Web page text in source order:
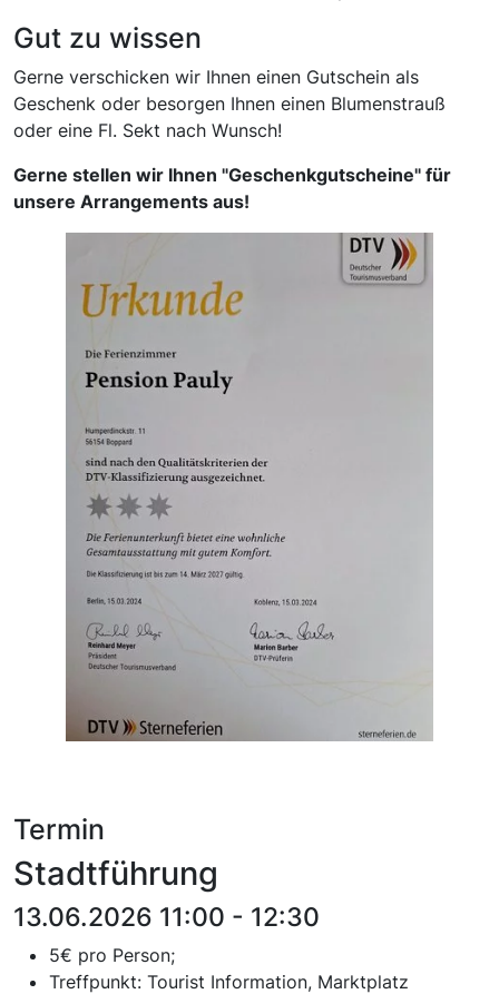
Gut zu wissen
Gerne verschicken wir Ihnen einen Gutschein als
Geschenk oder besorgen Ihnen einen Blumenstrauß
oder eine Fl. Sekt nach Wunsch!
Gerne stellen wir Ihnen "Geschenkgutscheine" für
unsere Arrangements aus!
Termin
Stadtführung
13.06.2026 11:00 - 12:30
5€ pro Person;
Treffpunkt: Tourist Information, Marktplatz